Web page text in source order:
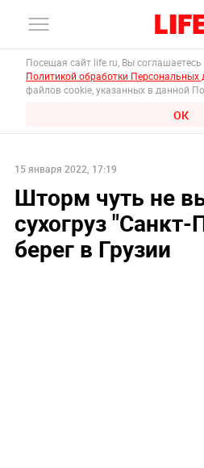
Посещая сайт life.ru, Вы
Политикой обработки Персональных
файлов cookie, указанных в данной
ОК
15 января 2022, 17:19
Шторм чуть не
сухогруз "Санкт-
берег в Грузии